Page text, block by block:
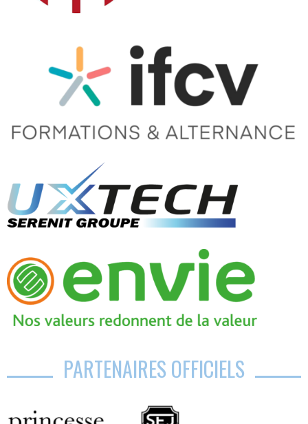
PARTENAIRES OFFICIELS